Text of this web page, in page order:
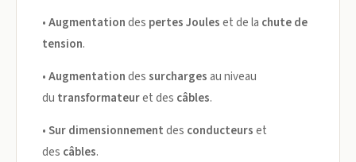
•Augmentationdes pertes Jouleset de la chute de
tension.
•Augmentationdessurchargesau niveau
du transformateuret des câbles.
•Sur dimensionnementdes conducteurset
des câbles.